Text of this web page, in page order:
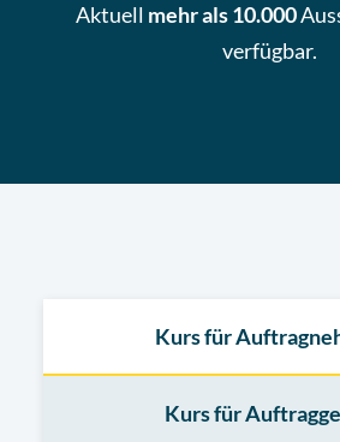
Aktuell mehr als 10.000
verfügbar.
Kurs für
Kurs für